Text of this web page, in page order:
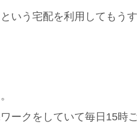
いう宅配を利用してもう
ークをしていて毎日15時